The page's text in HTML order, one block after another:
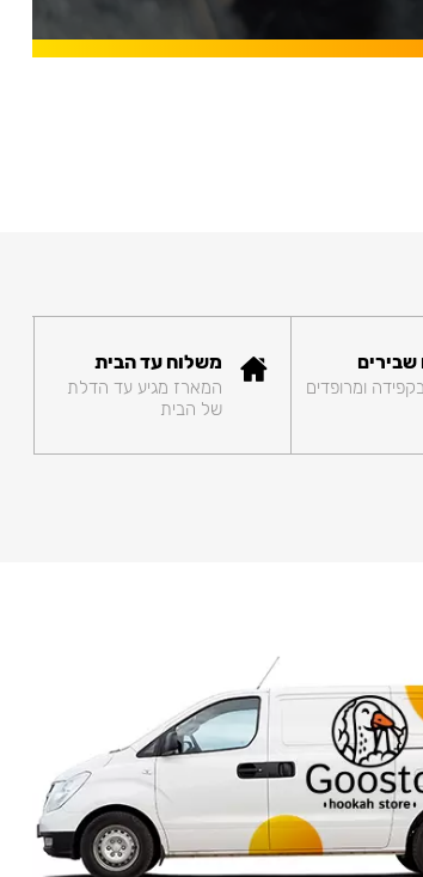
שבירים
ומרופדים
משלוח עד הבית
המארז מגיע עד הדלת
של הבית